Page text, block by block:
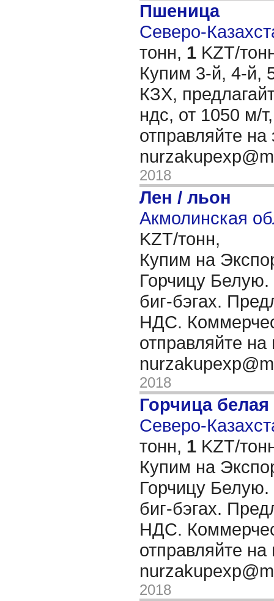
Пшеница
Северо-
тонн, 1 KZT/
Купим 3-й, 4-й,
КЗХ,
ндс, от 1050 м/
отправляйте на
2018
Лен / льон
Акмолинская
KZT/тонн,
Купим на
Горчицу
биг-бэгах.
НДС.
отправляйте на
2018
Горчица белая
Северо-
тонн, 1 KZT/
Купим на
Горчицу
биг-бэгах.
НДС.
отправляйте на
2018